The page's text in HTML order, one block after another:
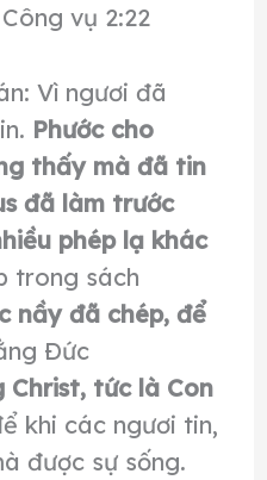
vụ 2:22
Vì ngươi đã
Phước cho
thấy mà đã tin
đã làm trước
phép lạ khác
trong sách
nầy đã chép, để
Ðức
Christ, tức là Con
khi các ngươi tin,
được sự sống.